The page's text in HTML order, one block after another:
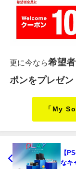
更に今なら希望
ポンをプレゼン
「My
【
なキ